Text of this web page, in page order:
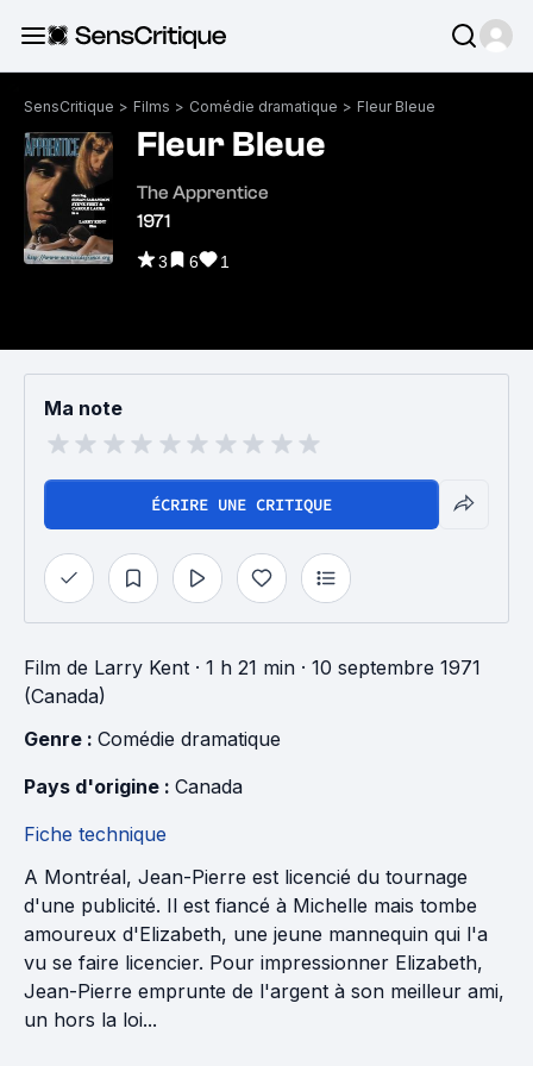
SensCritique > Films > Comédie dramatique > Fleur Bleue
Fleur Bleue
The Apprentice
1971
3 6 1
Ma note
ÉCRIRE UNE CRITIQUE
Film de Larry Kent · 1 h 21 min · 10 septembre 1971
(Canada)
Genre : Comédie dramatique
Pays d'origine : Canada
Fiche technique
A Montréal, Jean-Pierre est licencié du tournage
d'une publicité. Il est fiancé à Michelle mais tombe
amoureux d'Elizabeth, une jeune mannequin qui l'a
vu se faire licencier. Pour impressionner Elizabeth,
Jean-Pierre emprunte de l'argent à son meilleur ami,
un hors la loi...